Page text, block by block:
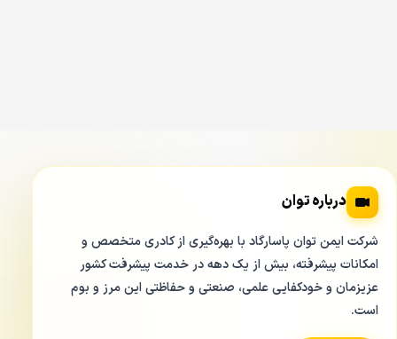
درباره توان
شرکت ایمن توان پاسارگاد با بهره‌گیری از کادری متخصص و
امکانات پیشرفته، بیش از یک دهه در خدمت پیشرفت کشور
عزیزمان و خودکفایی علمی، صنعتی و حفاظتی این مرز و بوم
است.